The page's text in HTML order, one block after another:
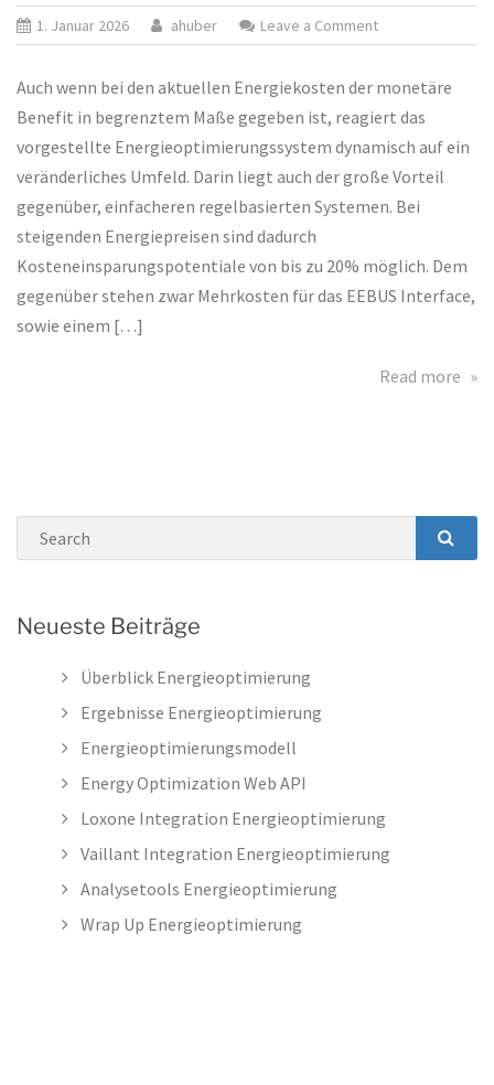
1. Januar 2026 ahuber Leave a Commenton
Wrap
Auch wenn bei den aktuellen Energiekosten der monetäre
Benefit in begrenztem Maße gegeben ist, reagiert das
vorgestellte Energieoptimierungssystem dynamisch auf ein
veränderliches Umfeld. Darin liegt auch der große Vorteil
gegenüber, einfacheren regelbasierten Systemen. Bei
steigenden Energiepreisen sind dadurch
Kosteneinsparungspotentiale von bis zu 20% möglich. Dem
gegenüber stehen zwar Mehrkosten für das EEBUS Interface,
sowie einem […]
Read more
Search
Neueste Beiträge
Überblick Energieoptimierung
Ergebnisse Energieoptimierung
Energieoptimierungsmodell
Energy Optimization Web API
Loxone Integration Energieoptimierung
Vaillant Integration Energieoptimierung
Analysetools Energieoptimierung
Wrap Up Energieoptimierung